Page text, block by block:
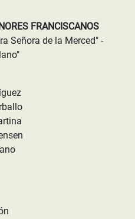
FRANCISCANOS
Señora de la Merced" -